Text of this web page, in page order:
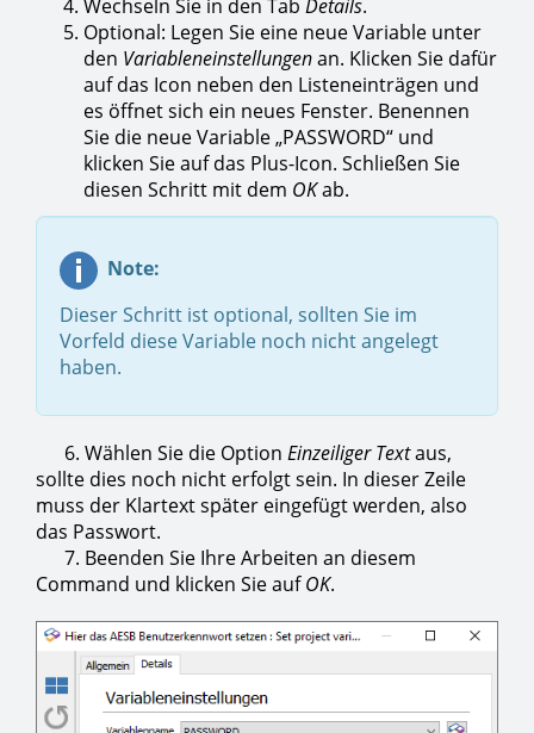
Wechseln Sie in den Tab Details.
Optional: Legen Sie eine neue Variable unter
den Variableneinstellungenan. Klicken Sie dafür
auf das Icon neben den Listeneinträgen und
es öffnet sich ein neues Fenster. Benennen
Sie die neue Variable „PASSWORD“ und
klicken Sie auf das Plus-Icon. Schließen Sie
diesen Schritt mit dem OKab.
Note:
Dieser Schritt ist optional, sollten Sie im
Vorfeld diese Variable noch nicht angelegt
haben.
6. Wählen Sie die Option Einzeiliger Textaus,
sollte dies noch nicht erfolgt sein. In dieser Zeile
muss der Klartext später eingefügt werden, also
das Passwort.
7. Beenden Sie Ihre Arbeiten an diesem
Command und klicken Sie aufOK.